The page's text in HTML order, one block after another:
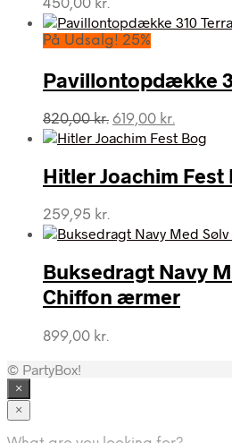
450,00 kr.
På Udsalg! 25%
Pavillontopdække
820,00kr. Den
oprindelige
var:
820,00 kr..
619,00 kr.
aktuelle
er:
619,00
Hitler Joachim Fest
259,95 kr.
Buksedragt Navy
Chiffon ærmer
899,00 kr.
© PartyBox!
×
×